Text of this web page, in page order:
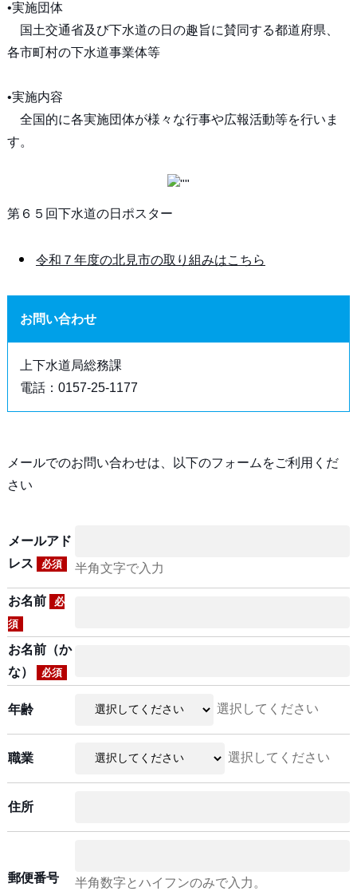
•実施団体
国土交通省及び下水道の日の趣旨に賛同する都道府県、
各市町村の下水道事業体等
•実施内容
全国的に各実施団体が様々な行事や広報活動等を行いま
す。
第６５回下水道の日ポスター
令和７年度の北見市の取り組みはこちら
お問い合わせ
上下水道局総務課
電話：0157-25-1177
メールでのお問い合わせは、以下のフォームをご利用くだ
さい
メールアド
レス
必須 半角文字で入力
お名前
必
須
お名前（か
な）
必須
年齢 選択してください
職業 選択してください
住所
郵便番号
半角数字とハイフンのみで入力。